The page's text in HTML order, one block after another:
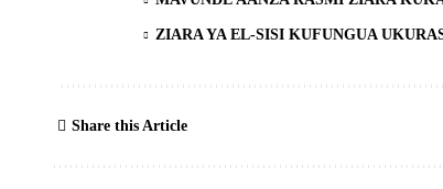
ZIARA YA EL-SISI KUFUNGUA
Share this Article